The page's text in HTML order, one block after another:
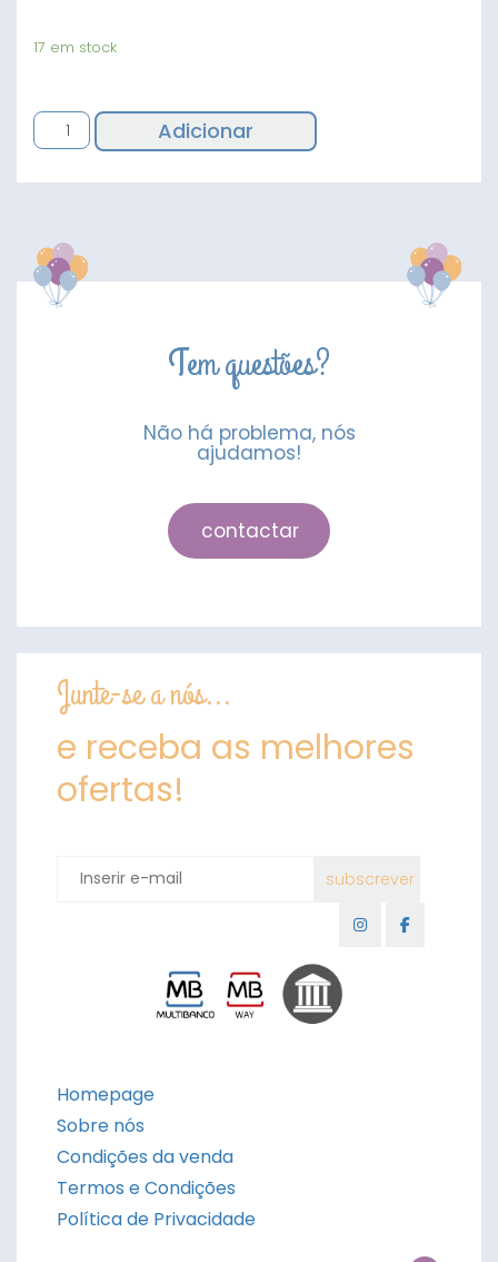
17 em stock
Quantidade
de
Latex
Happy
Birthday
Adicionar
Tem questões?
Não há problema, nós
ajudamos!
contactar
Junte-se a nós...
e receba as melhores
ofertas!
Homepage
Sobre nós
Condições da venda
Termos e Condições
Política de Privacidade